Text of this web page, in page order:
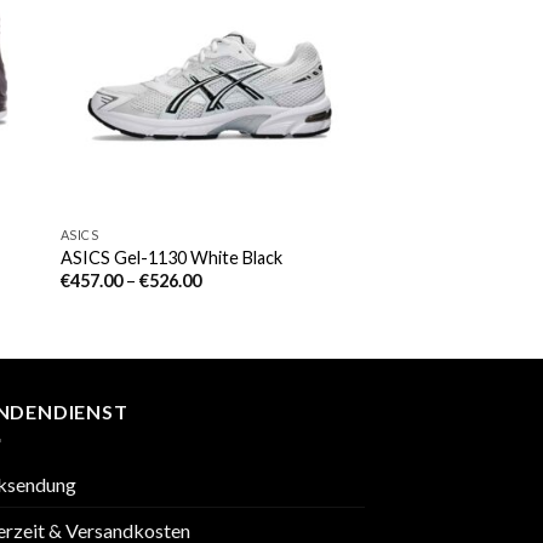
ASICS
ASICS Gel-1130 White Black
€457.00– €526.00
& Versandkosten